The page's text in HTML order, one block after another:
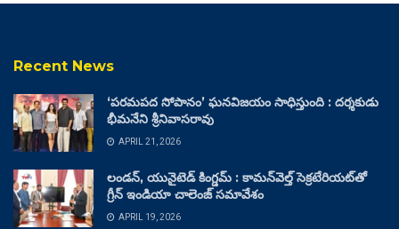
Recent News
‘పరమపద సోపానం’ ఘనవిజయం సాధిస్తుంది : దర్శకుడు
భీమనేని శ్రీనివాసరావు
APRIL 21, 2026
లండన్, యునైటెడ్ కింగ్డమ్ : కామన్‌వెల్త్ సెక్రటేరియట్‌తో
గ్రీన్ ఇండియా చాలెంజ్ సమావేశం
APRIL 19, 2026